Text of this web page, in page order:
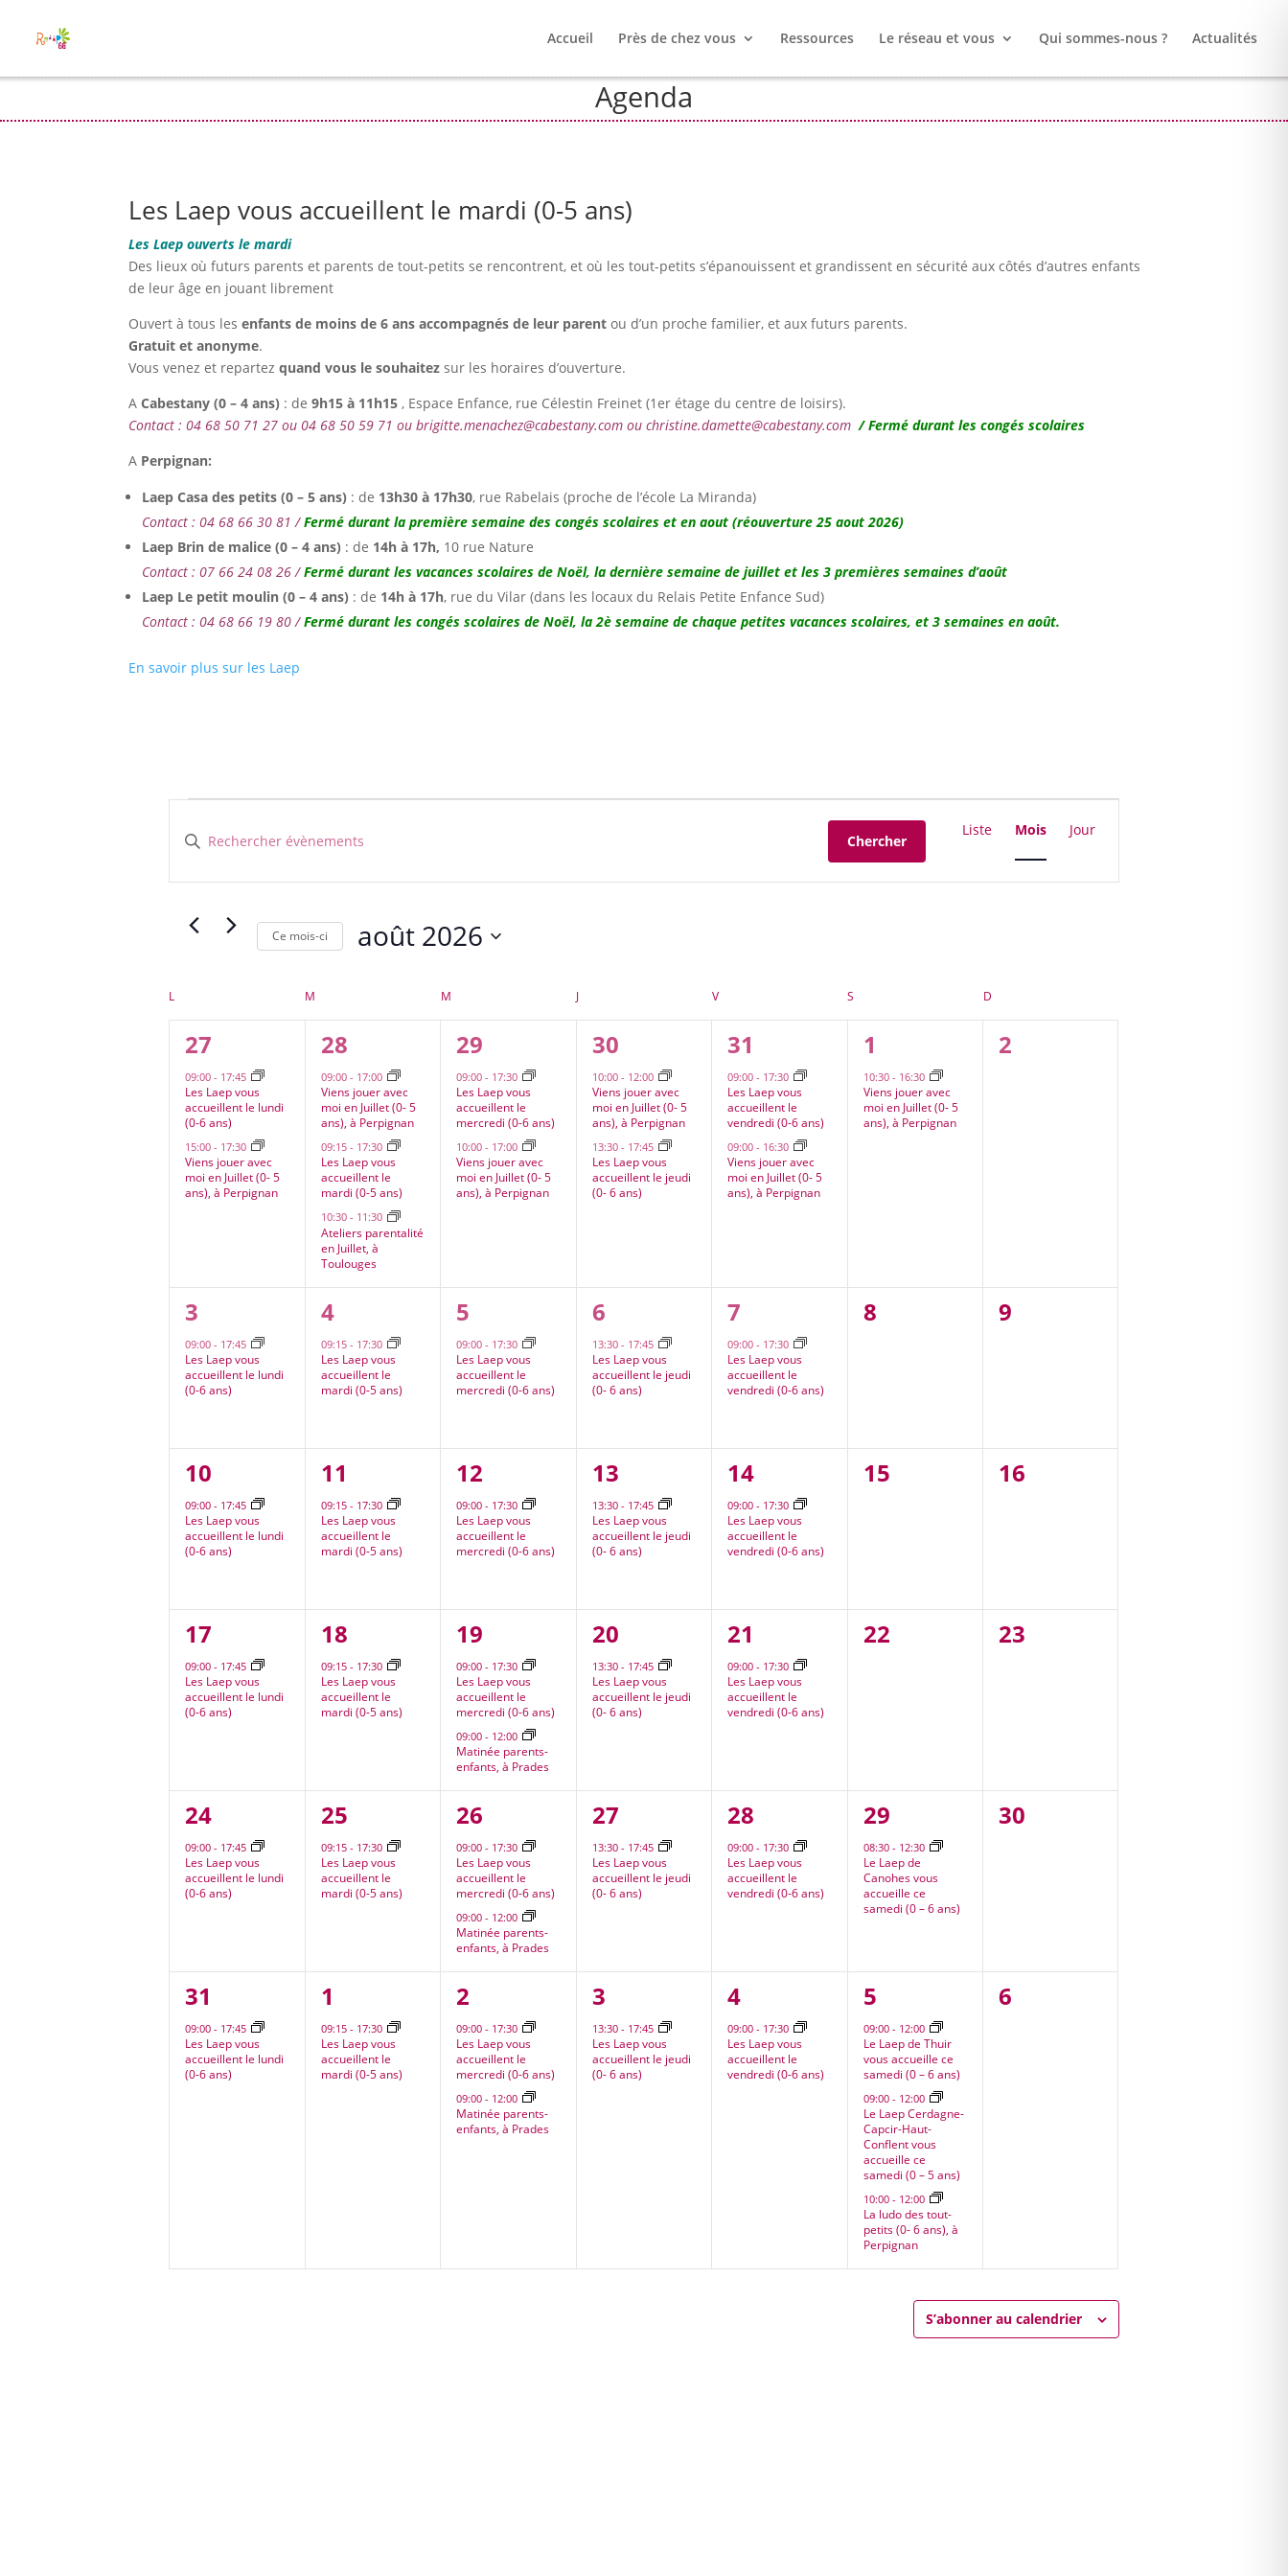
Accueil Près de chez vous Ressources Le réseau et vous Qui sommes-nous ? Actualités
Agenda
Les Laep vous accueillent le mardi (0-5 ans)
Les Laep ouverts le mardi
Des lieux où futurs parents et parents de tout-petits se rencontrent, et où les tout-petits s’épanouissent et grandissent en sécurité aux côtés d’autres enfants
de leur âge en jouant librement
Ouvert à tous les enfants de moins de 6 ans accompagnés de leur parent ou d’un proche familier, et aux futurs parents.
Gratuit et anonyme.
Vous venez et repartezquand vous le souhaitez sur les horaires d’ouverture.
ACabestany (0 – 4 ans) : de9h15 à 11h15 , Espace Enfance, rue Célestin Freinet (1er étage du centre de loisirs).
Contact : 04 68 50 71 27 ou 04 68 50 59 71 ou brigitte.menachez@cabestany.com ou christine.damette@cabestany.com / Fermé durant les congés scolaires
A Perpignan:
Laep Casa des petits (0 – 5 ans) : de 13h30 à 17h30, rue Rabelais (proche de l’école La Miranda)
Contact : 04 68 66 30 81 /Fermé durant la première semaine des congés scolaires et en aout (réouverture 25 aout 2026)
Laep Brin de malice (0 – 4 ans) : de 14h à 17h, 10 rue Nature
Contact : 07 66 24 08 26 /Fermé durant les vacances scolaires de Noël, la dernière semaine de juillet et les 3 premières semaines d’août
Laep Le petit moulin (0 – 4 ans) : de 14h à 17h, rue du Vilar (dans les locaux du Relais Petite Enfance Sud)
Contact : 04 68 66 19 80 /Fermé durant les congés scolaires de Noël,la 2è semaine de chaque petites vacances scolaires, et 3 semaines en août.
En savoir plus sur les Laep
Évènements
Recherche
et
de
vues
Évènements
Saisir
mot-
clé.
Évènements
clé.
Chercher
Navigation
de
vues
Liste Mois Jour
Ce mois-ci août 2026
Calendrier
de
Évènements
L M M J VVENDREDI S D
2
évènements,
27
09:00- 17:45
Les Laep vous
accueillent le lundi
(0-6 ans)
15:00- 17:30
Viens jouer avec
moi en Juillet (0- 5
ans), à Perpignan
3
évènements,
28
09:00 - 17:00
Viens jouer avec
moi en Juillet (0- 5
ans), à Perpignan
09:15 - 17:30
Les Laep vous
accueillent le
mardi (0-5 ans)
10:30 - 11:30
Ateliers parentalité
en Juillet, à
Toulouges
2
évènements,
29
09:00- 17:30
Les Laep vous
accueillent le
mercredi (0-6 ans)
10:00- 17:00
Viens jouer avec
moi en Juillet (0- 5
ans), à Perpignan
2
évènements,
30
10:00 - 12:00
Viens jouer avec
moi en Juillet (0- 5
ans), à Perpignan
13:30 - 17:45
Les Laep vous
accueillent le jeudi
(0- 6 ans)
2
évènements,
31
09:00- 17:30
Les Laep vous
accueillent le
vendredi (0-6 ans)
09:00- 16:30
Viens jouer avec
moi en Juillet (0- 5
ans), à Perpignan
1
évènement,
1
10:30 - 16:30
Viens jouer avec
moi en Juillet (0- 5
ans), à Perpignan
0
2
1
évènement,
3
09:00- 17:45
Les Laep vous
accueillent le lundi
(0-6 ans)
1
évènement,
4
09:15 - 17:30
Les Laep vous
accueillent le
mardi (0-5 ans)
1
évènement,
5
09:00- 17:30
Les Laep vous
accueillent le
mercredi (0-6 ans)
1
évènement,
6
13:30 - 17:45
Les Laep vous
accueillent le jeudi
(0- 6 ans)
1
évènement,
7
09:00- 17:30
Les Laep vous
accueillent le
vendredi (0-6 ans)
0
8
0
9
1
évènement,
10
09:00- 17:45
Les Laep vous
accueillent le lundi
(0-6 ans)
1
évènement,
11
09:15 - 17:30
Les Laep vous
accueillent le
mardi (0-5 ans)
1
évènement,
12
09:00- 17:30
Les Laep vous
accueillent le
mercredi (0-6 ans)
1
évènement,
13
13:30 - 17:45
Les Laep vous
accueillent le jeudi
(0- 6 ans)
1
évènement,
14
09:00- 17:30
Les Laep vous
accueillent le
vendredi (0-6 ans)
0
15
0
16
1
évènement,
17
09:00- 17:45
Les Laep vous
accueillent le lundi
(0-6 ans)
1
évènement,
18
09:15 - 17:30
Les Laep vous
accueillent le
mardi (0-5 ans)
2
évènements,
19
09:00- 17:30
Les Laep vous
accueillent le
mercredi (0-6 ans)
09:00- 12:00
Matinée parents-
enfants, à Prades
1
évènement,
20
13:30 - 17:45
Les Laep vous
accueillent le jeudi
(0- 6 ans)
1
évènement,
21
09:00- 17:30
Les Laep vous
accueillent le
vendredi (0-6 ans)
0
22
0
23
1
évènement,
24
09:00- 17:45
Les Laep vous
accueillent le lundi
(0-6 ans)
1
évènement,
25
09:15 - 17:30
Les Laep vous
accueillent le
mardi (0-5 ans)
2
évènements,
26
09:00- 17:30
Les Laep vous
accueillent le
mercredi (0-6 ans)
09:00- 12:00
Matinée parents-
enfants, à Prades
1
évènement,
27
13:30 - 17:45
Les Laep vous
accueillent le jeudi
(0- 6 ans)
1
évènement,
28
09:00- 17:30
Les Laep vous
accueillent le
vendredi (0-6 ans)
1
évènement,
29
08:30 - 12:30
Le Laep de
Canohes vous
accueille ce
samedi (0 – 6 ans)
0
30
1
évènement,
31
09:00- 17:45
Les Laep vous
accueillent le lundi
(0-6 ans)
1
évènement,
1
09:15 - 17:30
Les Laep vous
accueillent le
mardi (0-5 ans)
2
évènements,
2
09:00- 17:30
Les Laep vous
accueillent le
mercredi (0-6 ans)
09:00- 12:00
Matinée parents-
enfants, à Prades
1
évènement,
3
13:30 - 17:45
Les Laep vous
accueillent le jeudi
(0- 6 ans)
1
évènement,
4
09:00- 17:30
Les Laep vous
accueillent le
vendredi (0-6 ans)
3
évènements,
5
09:00 - 12:00
Le Laep de Thuir
vous accueille ce
samedi (0 – 6 ans)
09:00 - 12:00
Le Laep Cerdagne-
Capcir-Haut-
Conflent vous
accueille ce
samedi (0 – 5 ans)
10:00 - 12:00
La ludo des tout-
petits (0- 6 ans), à
Perpignan
0
6
S’abonner au calendrier